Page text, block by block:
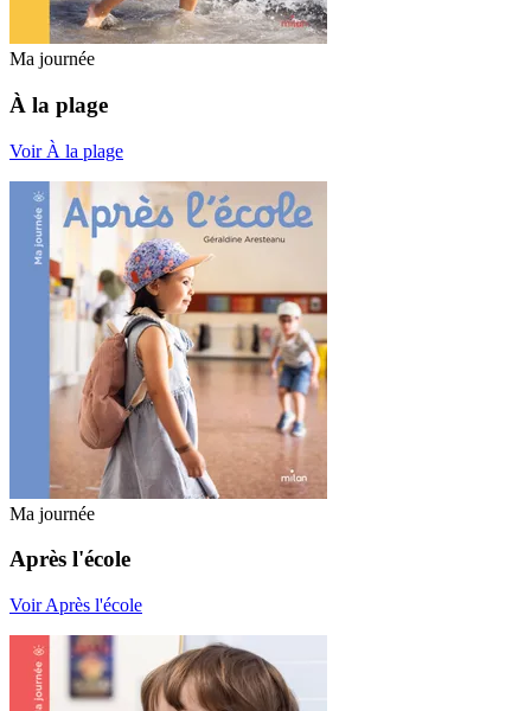
Ma journée
À la plage
Voir À la plage
Ma journée
Après l'école
Voir Après l'école